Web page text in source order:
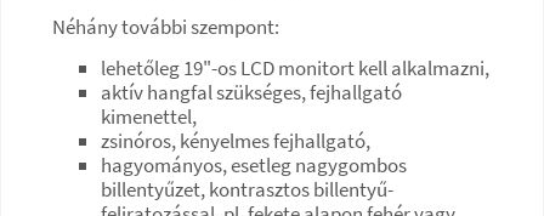
Néhány további szempont:
lehetőleg 19"-os LCD monitort kell alkalmazni,
aktív hangfal szükséges, fejhallgató
kimenettel,
zsinóros, kényelmes fejhallgató,
hagyományos, esetleg nagygombos
billentyűzet, kontrasztos billentyű-